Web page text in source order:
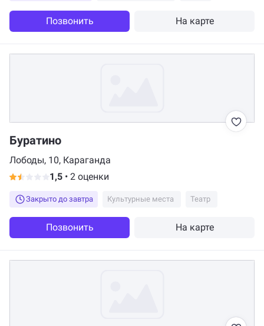
Позвонить На карте
Буратино
Лободы, 10, Караганда
1,5 • 2 оценки
Закрыто до завтра Культурные места Театр
Позвонить На карте